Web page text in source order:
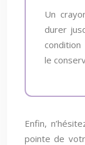
Un
durer
le
Enfin,
pointe de